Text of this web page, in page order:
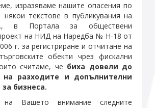
изразяваме нашите опасения по
текстове в публикувания на
в Портала за обществени
на НИД на Наредба № Н-18 от
г. за регистриране и отчитане на
обекти чрез фискални
считаме, че биха довели до
на разходите и допълнителни
бизнеса.
на Вашето внимание следните